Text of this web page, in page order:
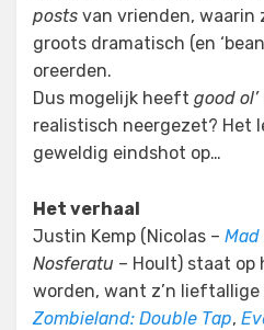
posts van vrienden, waarin
groots dramatisch (en
oreerden.
Dus mogelijk heeft good ol’
realistisch neergezet? Het
geweldig eindshot op…
Het verhaal
Justin Kemp (Nicolas – Mad
Nosferatu – Hoult) staat op
worden, want z’n lieftallige
Zombieland: Double Tap,